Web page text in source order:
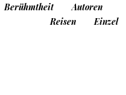
Berühmtheit
Autoren
Reisen
Einzel